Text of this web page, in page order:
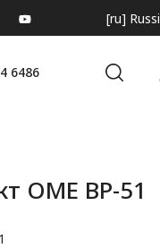
6486
OME BP-51